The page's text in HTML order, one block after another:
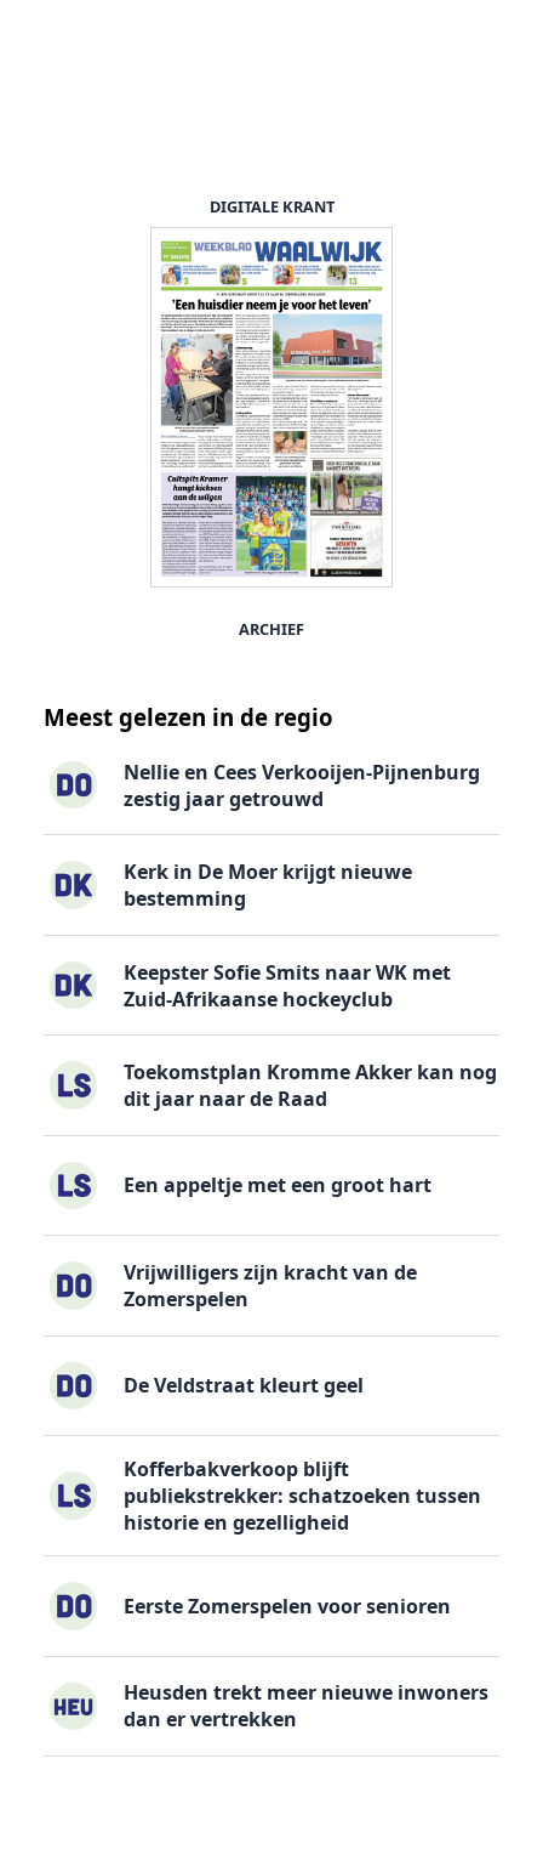
DIGITALE KRANT
ARCHIEF
Meest gelezen in de regio
Nellie en Cees Verkooijen-Pijnenburg
zestig jaar getrouwd
Kerk in De Moer krijgt nieuwe
bestemming
Keepster Sofie Smits naar WK met
Zuid-Afrikaanse hockeyclub
Toekomstplan Kromme Akker kan nog
dit jaar naar de Raad
Een appeltje met een groot hart
Vrijwilligers zijn kracht van de
Zomerspelen
De Veldstraat kleurt geel
Kofferbakverkoop blijft
publiekstrekker: schatzoeken tussen
historie en gezelligheid
Eerste Zomerspelen voor senioren
Heusden trekt meer nieuwe inwoners
dan er vertrekken